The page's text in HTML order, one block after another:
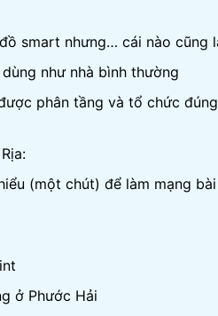
smart nhưng… cái nào cũng
như nhà bình thường
phân tầng và tổ chức
(một chút) để làm mạng
ở Phước Hải